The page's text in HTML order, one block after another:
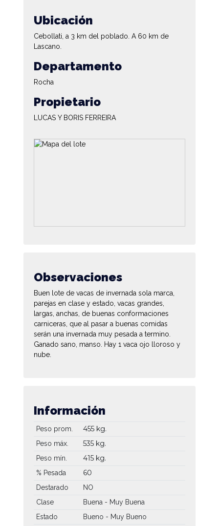
Ubicación
Cebollati, a 3 km del poblado. A 60 km de
Lascano.
Departamento
Rocha
Propietario
LUCAS Y BORIS FERREIRA
Observaciones
Buen lote de vacas de invernada sola marca,
parejas en clase y estado, vacas grandes,
largas, anchas, de buenas conformaciones
carniceras, que al pasar a buenas comidas
serán una invernada muy pesada a termino.
Ganado sano, manso. Hay 1 vaca ojo lloroso y
nube.
Información
Peso prom. 455 kg.
Peso máx. 535 kg.
Peso mín. 415 kg.
% Pesada 60
Destarado
NO
Clase
Buena - Muy Buena
Estado
Bueno - Muy Bueno